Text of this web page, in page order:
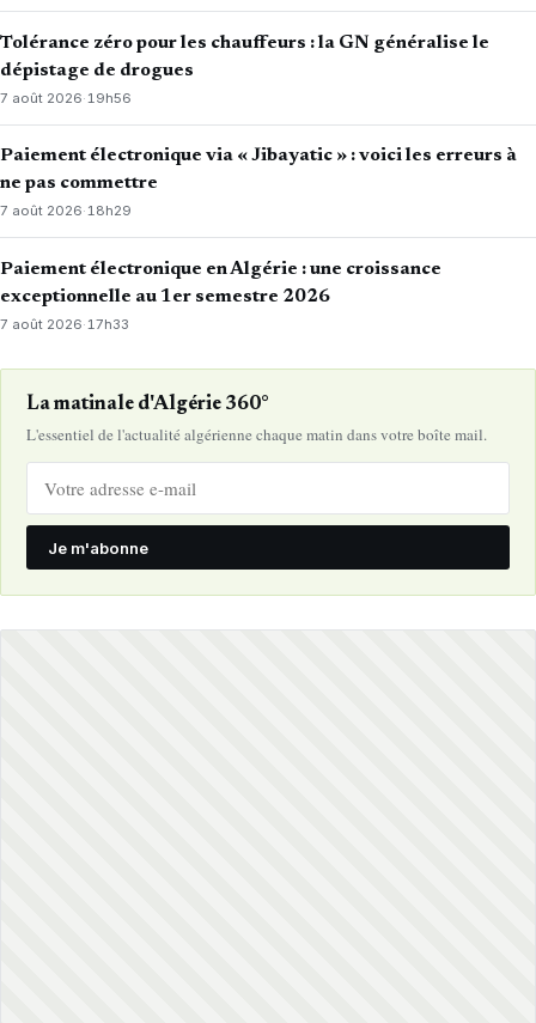
Tolérance zéro pour les chauffeurs : la GN généralise le
dépistage de drogues
7 août 2026·19h56
Paiement électronique via « Jibayatic » : voici les erreurs à
ne pas commettre
7 août 2026·18h29
Paiement électronique en Algérie : une croissance
exceptionnelle au 1er semestre 2026
7 août 2026· 17h33
La matinale d'Algérie 360°
L'essentiel de l'actualité algérienne chaque matin dans votre boîte mail.
Je m'abonne